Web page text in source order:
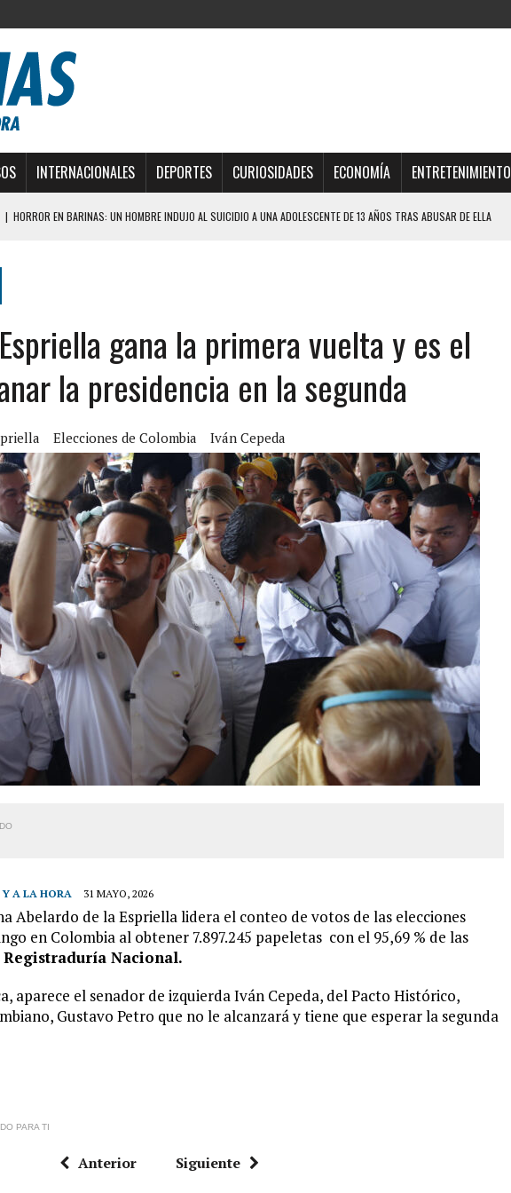
INTERNACIONALES DEPORTES CURIOSIDADES ECONOMÍA ENTRETENIMIENTO
| HORROR EN BARINAS: UN HOMBRE INDUJO AL SUICIDIO A UNA ADOLESCENTE DE 13 AÑOS TRAS ABUSAR DE ELLA
SU NEVERA MIENTRAS LA CASA SE INUNDABA
EN SITUACIÓN DE CALLE Y MURIÓ A MANOS DE VARIOS DE ELLOS EN MATURÍN
UNA VIVIENDA EN EL CENTRO DE CARACAS CON MÁS DE 20 PERSONAS ADENTRO
CON UN CUCHILLO A SUS HIJOS, UNO PERDIÓ LA VIDA
SE QUITÓ LA VIDA TRAS SER ACOSADA Y ABUSADA POR LA PAREJA DE SU ABUELA
POR ASESINATO DE UNA ADOLESCENTE VENEZOLANA EN REUNIÓN CON AMIGOS
POR FALTA DE TRATAMIENTO DESENCADENÓ TRAGEDIA FAMILIAR
gana la primera vuelta y es el
la presidencia en la segunda
Elecciones de Colombia Iván Cepeda
Y A LA HORA 31 MAYO, 2026
Abelardo de la Espriella lidera el conteo de votos de las elecciones
en Colombia al obtener 7.897.245 papeletas con el 95,69 % de las
Registraduría Nacional.
aparece el senador de izquierda Iván Cepeda, del Pacto Histórico,
Gustavo Petro que no le alcanzará y tiene que esperar la segunda
PARA TI
Anterior Siguiente